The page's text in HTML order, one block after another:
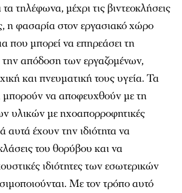
τηλέφωνα, µέχρι τις βιντεοκλήσεις
η φασαρία στον εργασιακό χώρο
που µπορεί να επηρεάσει τη
απόδοση των εργαζοµένων,
και πνευµατική τους υγεία. Τα
να αποφευχθούν µε τη
υλικών µε ηχοαπορροφητικές
αυτά έχουν την ιδιότητα να
του θορύβου και να
ιδιότητες των εσωτερικών
Με τον τρόπο αυτό